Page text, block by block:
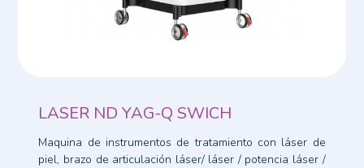
LASER ND YAG-Q SWICH
Maquina de instrumentos de tratamiento con láser de
piel, brazo de articulación láser/ láser / potencia láser /